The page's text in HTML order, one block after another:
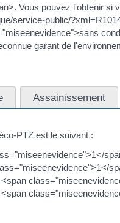
Vous pouvez l'obtenir
service-public/
garant de
Assainissement
PTZ est le suivant :